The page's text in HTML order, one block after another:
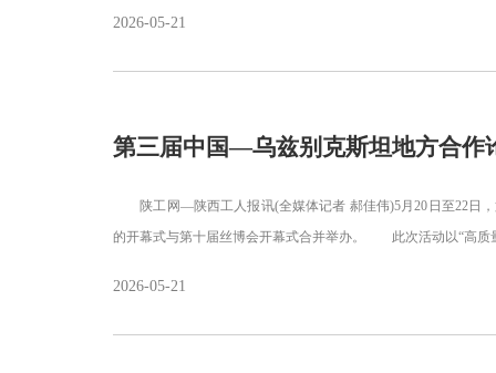
2026-05-21
第三届中国—乌兹别克斯坦地方合作
陕工网—陕西工人报讯(全媒体记者 郝佳伟)5月20日至22日
的开幕式与第十届丝博会开幕式合并举办。 此次活动以“高质
2026-05-21